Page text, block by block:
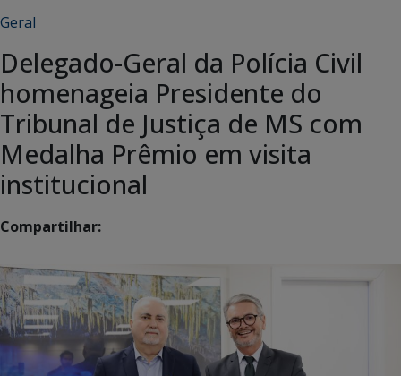
Geral
Delegado-Geral da Polícia Civil
homenageia Presidente do
Tribunal de Justiça de MS com
Medalha Prêmio em visita
institucional
Compartilhar: